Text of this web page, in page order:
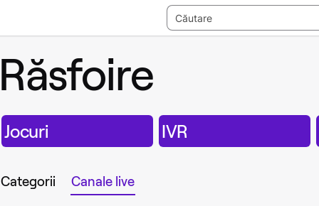
Răsfoire
Jocuri IVR
Categorii Canale live